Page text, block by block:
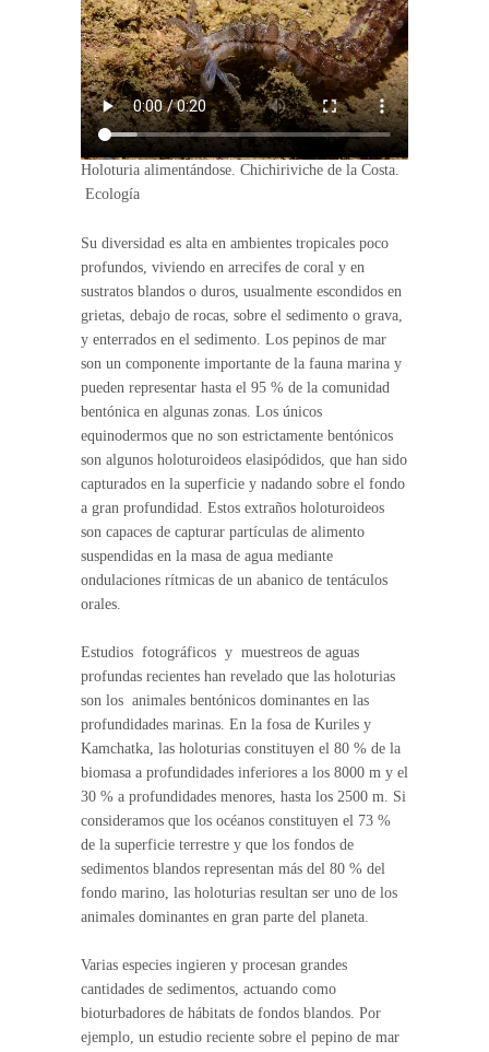
Holoturia alimentándose. Chichiriviche de la Costa.
Ecología
Su diversidad es alta en ambientes tropicales poco
profundos, viviendo en arrecifes de coral y en
sustratos blandos o duros, usualmente escondidos en
grietas, debajo de rocas, sobre el sedimento o grava,
y enterrados en el sedimento. Los pepinos de mar
son un componente importante de la fauna marina y
pueden representar hasta el 95 % de la comunidad
bentónica en algunas zonas. Los únicos
equinodermos que no son estrictamente bentónicos
son algunos holoturoideos elasipódidos, que han sido
capturados en la superficie y nadando sobre el fondo
a gran profundidad. Estos extraños holoturoideos
son capaces de capturar partículas de alimento
suspendidas en la masa de agua mediante
ondulaciones rítmicas de un abanico de tentáculos
orales.
Estudios fotográficos y muestreos de aguas
profundas recientes han revelado que las holoturias
son los animales bentónicos dominantes en las
profundidades marinas. En la fosa de Kuriles y
Kamchatka, las holoturias constituyen el 80 % de la
biomasa a profundidades inferiores a los 8000 m y el
30 % a profundidades menores, hasta los 2500 m. Si
consideramos que los océanos constituyen el 73 %
de la superficie terrestre y que los fondos de
sedimentos blandos representan más del 80 % del
fondo marino, las holoturias resultan ser uno de los
animales dominantes en gran parte del planeta.
Varias especies ingieren y procesan grandes
cantidades de sedimentos, actuando como
bioturbadores de hábitats de fondos blandos. Por
ejemplo, un estudio reciente sobre el pepino de mar